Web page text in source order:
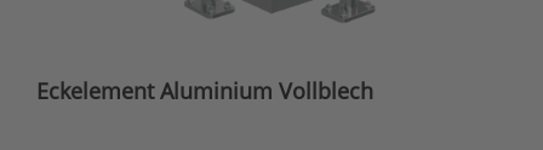
Eckelement Aluminium Vollblech